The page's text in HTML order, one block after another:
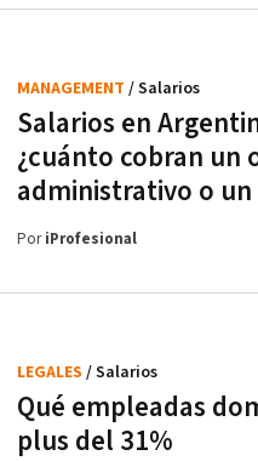
Salarios en
¿cuánto cobran un
administrativo o
MANAGEMENT / Salarios
PoriProfesional
Qué empleadas
plus del 31%
LEGALES / Salarios